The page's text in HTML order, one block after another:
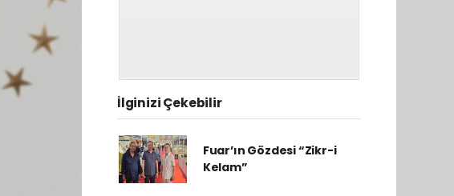
İlginizi Çekebilir
Fuar’ın Gözdesi “Zikr-i
Kelam”